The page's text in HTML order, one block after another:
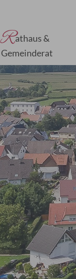
Rathaus &
Gemeinderat